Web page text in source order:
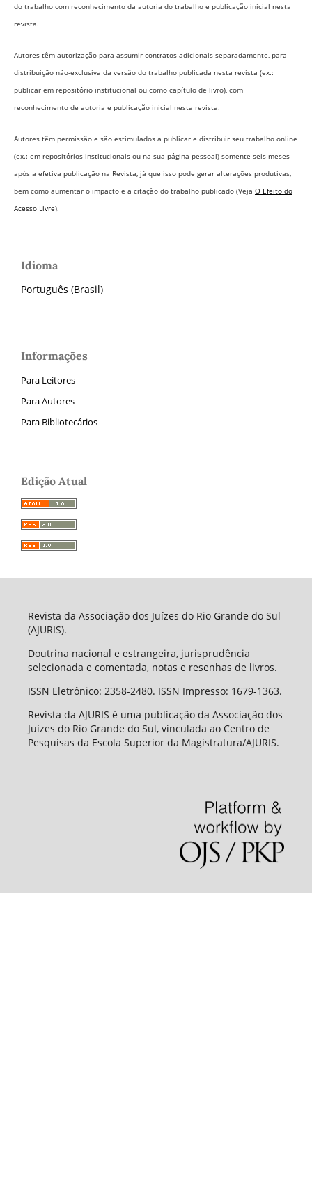
do trabalho com reconhecimento da autoria do trabalho e publicação inicial nesta
revista.
Autores têm autorização para assumir contratos adicionais separadamente, para
distribuição não-exclusiva da versão do trabalho publicada nesta revista (ex.:
publicar em repositório institucional ou como capítulo de livro), com
reconhecimento de autoria e publicação inicial nesta revista.
Autores têm permissão e são estimulados a publicar e distribuir seu trabalho online
(ex.: em repositórios institucionais ou na sua página pessoal) somente seis meses
após a efetiva publicação na Revista, já que isso pode gerar alterações produtivas,
bem como aumentar o impacto e a citação do trabalho publicado (Veja O Efeito do
Acesso Livre).
Idioma
Português (Brasil)
Informações
Para Leitores
Para Autores
Para Bibliotecários
Edição Atual
Revista da Associação dos Juízes do Rio Grande do Sul
(AJURIS).
Doutrina nacional e estrangeira, jurisprudência
selecionada e comentada, notas e resenhas de livros.
ISSN Eletrônico: 2358-2480. ISSN Impresso: 1679-1363.
Revista da AJURIS é uma publicação da Associação dos
Juízes do Rio Grande do Sul, vinculada ao Centro de
Pesquisas da Escola Superior da Magistratura/AJURIS.